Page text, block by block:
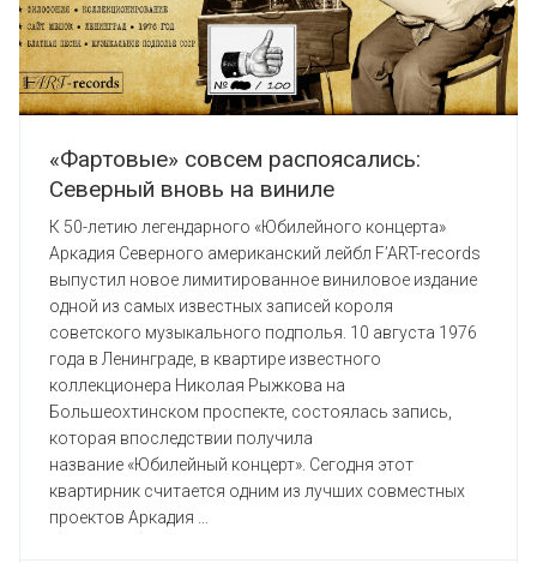
«Фартовые» совсем распоясались:
Северный вновь на виниле
К 50-летию легендарного «Юбилейного концерта»
Аркадия Северного американский лейбл F’ART-records
выпустил новое лимитированное виниловое издание
одной из самых известных записей короля
советского музыкального подполья. 10 августа 1976
года в Ленинграде, в квартире известного
коллекционера Николая Рыжкова на
Большеохтинском проспекте, состоялась запись,
которая впоследствии получила
название «Юбилейный концерт». Сегодня этот
квартирник считается одним из лучших совместных
проектов Аркадия ...